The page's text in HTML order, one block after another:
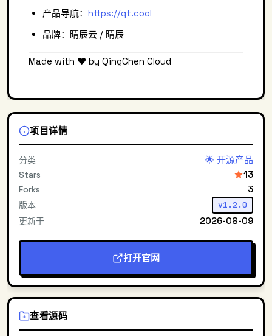
产品导航： https://qt.cool
品牌：晴辰云 / 晴辰
Made with ❤️ by QingChen Cloud
项目详情
分类 🌟 开源产品
Stars 13
Forks 3
版本 v1.2.0
更新于 2026-08-09
打开官网
查看源码